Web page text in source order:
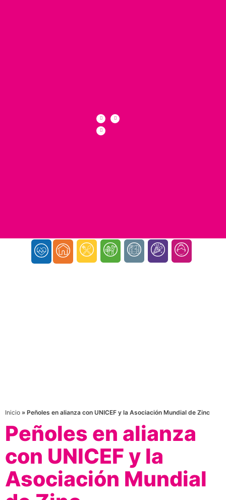
Inicio » Peñoles en alianza con UNICEF y la Asociación Mundial de Zinc
Peñoles en alianza
con UNICEF y la
Asociación Mundial